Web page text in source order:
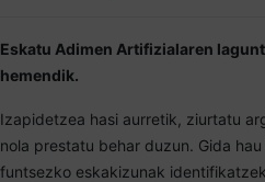
Eskatu Adimen Artifizialaren
hemendik.
Izapidetzea hasi aurretik, ziurtatu
nola prestatu behar duzun. Gida
funtsezko eskakizunak